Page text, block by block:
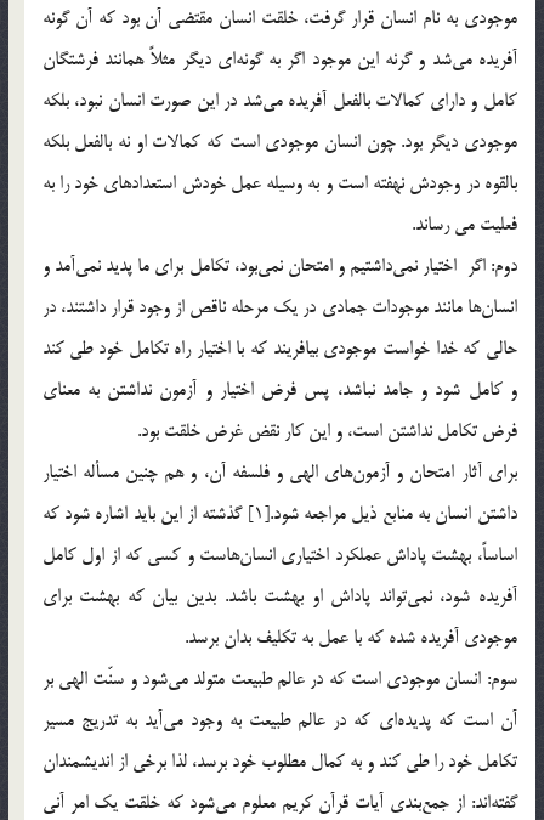
موجودي به نام انسان قرار گرفت، خلقت انسان مقتضي آن بود كه آن گونه
آفريده مي‌شد و گرنه اين موجود اگر به گونه‌اي ديگر مثلاً همانند فرشتگان
كامل و داراي كمالات بالفعل آفريده مي‌شد در اين صورت انسان نبود، بلكه
موجودي ديگر بود. چون انسان موجودي است كه كمالات او نه بالفعل بلكه
بالقوه در وجودش نهفته است و به وسيله عمل خودش استعدادهاي خود را به
فعليت مي رساند.
دوم: اگر اختيار نمي‌داشتيم و امتحان نمي‌بود، تكامل براي ما پديد نمي‌آمد و
انسان‌ها مانند موجودات جمادي در يك مرحله ناقص از وجود قرار داشتند، در
حالي كه خدا خواست موجودي بيافريند كه با اختيار راه تكامل خود طي كند
و كامل شود و جامد نباشد، پس فرض اختيار و آزمون نداشتن به معناي
فرض تكامل نداشتن است، و اين كار نقض غرض خلقت بود.
براي آثار امتحان و آزمون‌هاي الهي و فلسفه آن، و هم چنين مسأله اختيار
داشتن انسان به منابع ذيل مراجعه شود.[1] گذشته از اين بايد اشاره شود كه
اساساً، بهشت پاداش عملكرد اختياري انسان‌هاست و كسي كه از اول كامل
آفريده شود، نمي‌تواند پاداش او بهشت باشد. بدين بيان كه بهشت براي
موجودي آفريده شده كه با عمل به تكليف بدان برسد.
سوم: ‌انسان موجودي است كه در عالم طبيعت متولد مي‌شود و سنّت الهي بر
آن است كه پديده‌اي كه در عالم طبيعت به وجود مي‌آيد به تدريج مسير
تكامل خود را طي كند و به كمال مطلوب خود برسد، لذا برخي از انديشمندان
گفته‌اند: از جمع‌بندي آيات قرآن كريم معلوم مي‌شود كه خلقت يك امر آني